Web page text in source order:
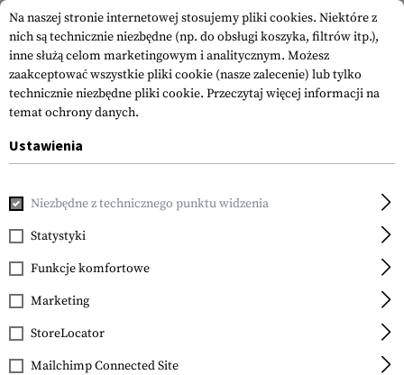
Na naszej stronie internetowej stosujemy pliki cookies. Niektóre z
nich są technicznie niezbędne (np. do obsługi koszyka, filtrów itp.),
inne służą celom marketingowym i analitycznym. Możesz
zaakceptować wszystkie pliki cookie (nasze zalecenie) lub tylko
technicznie niezbędne pliki cookie. Przeczytaj więcej informacji na
temat ochrony danych.
Ustawienia
Niezbędne z technicznego punktu widzenia
Statystyki
Funkcje komfortowe
Marketing
StoreLocator
Mailchimp Connected Site